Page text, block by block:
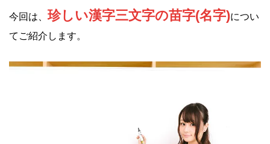
今回は、珍しい漢字三文字の苗字(名字)につい
てご紹介します。